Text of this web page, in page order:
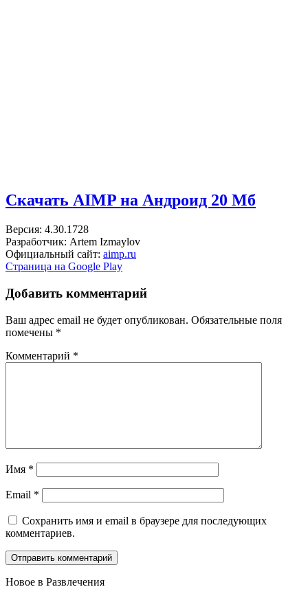
Скачать AIMP на Андроид 20 Мб
Версия: 4.30.1728
Разработчик: Artem Izmaylov
Официальный сайт: aimp.ru
Страница на Google Play
Добавить комментарий
Ваш адрес email не будет опубликован. Обязательные поля
помечены *
Комментарий *
Имя *
Email *
Сохранить имя и email в браузере для последующих
комментариев.
Новое в Развлечения